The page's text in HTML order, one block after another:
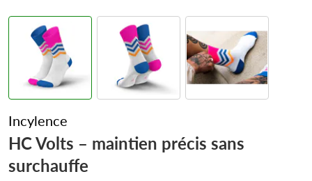
Incylence
HC Volts – maintien précis sans
surchauffe